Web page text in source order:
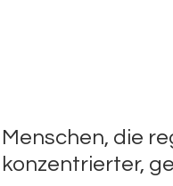
Menschen, die
konzentrierter,